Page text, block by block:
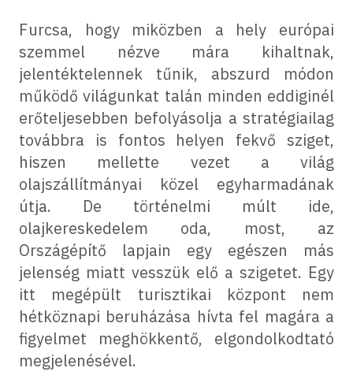
Furcsa, hogy miközben a hely európai
szemmel nézve mára kihaltnak,
jelentéktelennek tűnik, abszurd módon
működő világunkat talán minden eddiginél
erőteljesebben befolyásolja a stratégiailag
továbbra is fontos helyen fekvő sziget,
hiszen mellette vezet a világ
olajszállítmányai közel egyharmadának
útja. De történelmi múlt ide,
olajkereskedelem oda, most, az
Országépítő lapjain egy egészen más
jelenség miatt vesszük elő a szigetet. Egy
itt megépült turisztikai központ nem
hétköznapi beruházása hívta fel magára a
figyelmet meghökkentő, elgondolkodtató
megjelenésével.